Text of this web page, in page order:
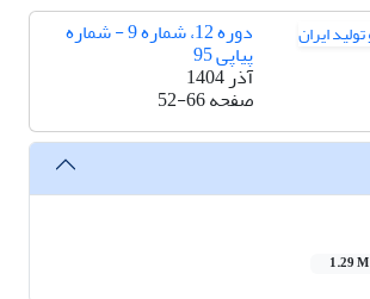
دوره 12، شماره 9 - شماره
پیاپی 95
آذر 1404
صفحه52-66
1.29 M